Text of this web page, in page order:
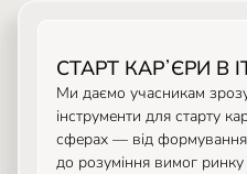
СТАРТ КАРʼЄРИ В
Ми даємо учасникам
інструменти для старту
сферах — від
до розуміння вимог